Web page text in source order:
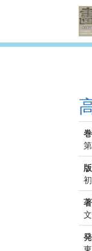
版